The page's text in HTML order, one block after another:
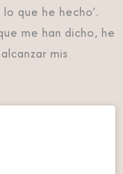
que he hecho’.
me han dicho, he
mis